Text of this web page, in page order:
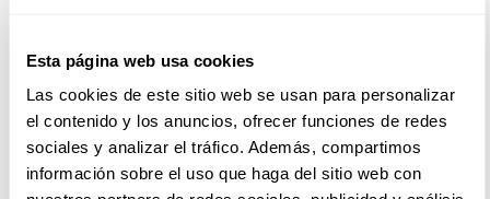
Esta página web usa cookies
Las cookies de este sitio web se usan para personalizar
el contenido y los anuncios, ofrecer funciones de redes
sociales y analizar el tráfico. Además, compartimos
información sobre el uso que haga del sitio web con
BAIKA
BAHIA
BLISS
BLINDA
BITIA